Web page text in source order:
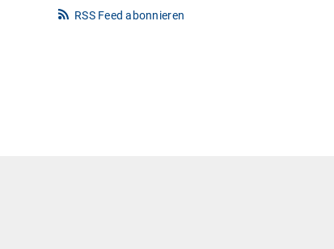
RSS Feed abonnieren